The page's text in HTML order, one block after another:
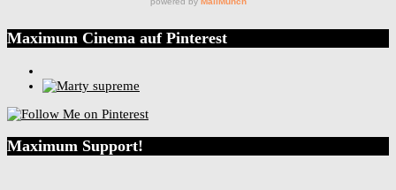
Maximum Cinema auf Pinterest
Maximum Support!